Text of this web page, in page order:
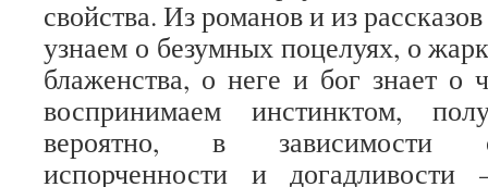
свойства. Из романов и из
узнаем о безумных поцелуях, о
блаженства, о неге и бог знает
воспринимаем инстинктом,
вероятно, в зависимости
испорченности и